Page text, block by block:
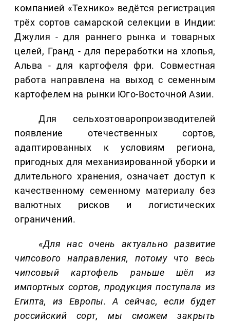
компанией «Технико» ведётся регистрация
трёх сортов самарской селекции в Индии:
Джулия - для раннего рынка и товарных
целей, Гранд - для переработки на хлопья,
Альва - для картофеля фри. Совместная
работа направлена на выход с семенным
картофелем на рынки Юго-Восточной Азии.
Для сельхозтоваропроизводителей
появление отечественных сортов,
адаптированных к условиям региона,
пригодных для механизированной уборки и
длительного хранения, означает доступ к
качественному семенному материалу без
валютных рисков и логистических
ограничений.
«Для нас очень актуально развитие
чипсового направления, потому что весь
чипсовый картофель раньше шёл из
импортных сортов, продукция поступала из
Египта, из Европы. А сейчас, если будет
российский сорт, мы сможем закрыть